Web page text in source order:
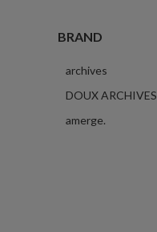
BRAND
archives
DOUX ARCHIVES
amerge.